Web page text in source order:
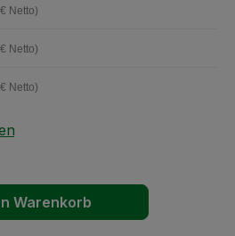
Netto)
Netto)
Netto)
Wert
Warenkorb